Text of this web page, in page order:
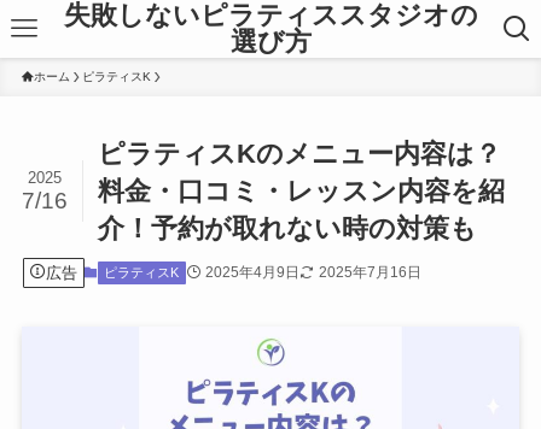
失敗しないピラティススタジオの
選び方
ホーム ピラティスK
ピラティスKのメニュー内容は？
料金・口コミ・レッスン内容を紹
介！予約が取れない時の対策も
2025
7/16
広告 ピラティスK 2025年4月9日 2025年7月16日